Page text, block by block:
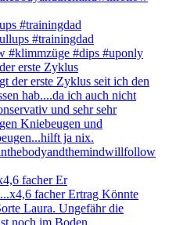
#trainingdad
erste Zyklus
facher Er